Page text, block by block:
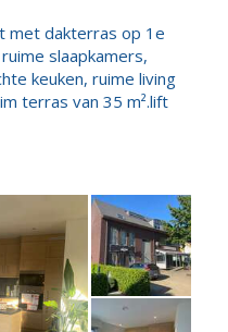
met dakterras op 1e
slaapkamers,
keuken, ruime living
terras van 35 m².lift